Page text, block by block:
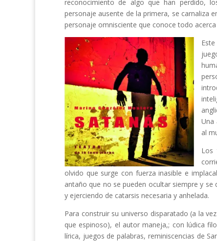
reconocimiento de algo que han perdido,
personaje ausente de la primera, se carnaliza
personaje omnisciente que conoce todo
Este
Una
al
Los
olvido que surge con fuerza inasible e
antaño que no se pueden ocultar siempre y
y ejerciendo de catarsis necesaria y anhelada.
Para construir su universo disparatado (a la
que espinoso), el autor maneja,; con lúdica
lírica, juegos de palabras, reminiscencias de